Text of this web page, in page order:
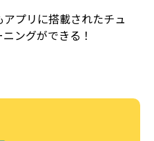
プリに搭載されたチュ
ングができる！